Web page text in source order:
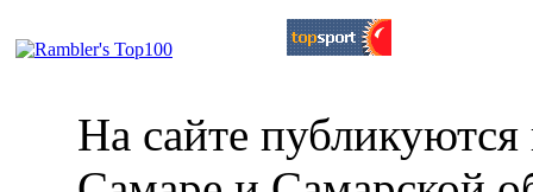
На сайте публикуются